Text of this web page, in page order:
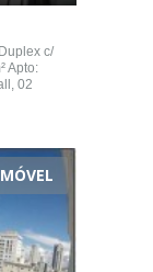
c/
Apto:
02